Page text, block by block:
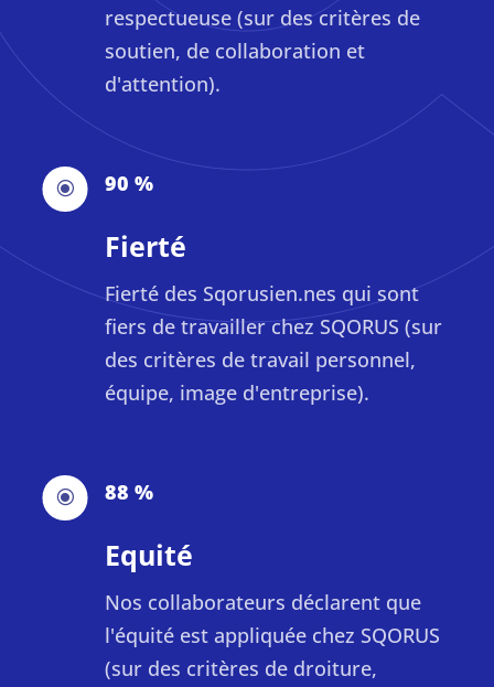
respectueuse (sur des critères de
soutien, de collaboration et
d'attention).
90 %
Fierté
Fierté des Sqorusien.nes qui sont
fiers de travailler chez SQORUS (sur
des critères de travail personnel,
équipe, image d'entreprise).
\
88 %
Equité
Nos collaborateurs déclarent que
l'équité est appliquée chez SQORUS
(sur des critères de droiture,
\